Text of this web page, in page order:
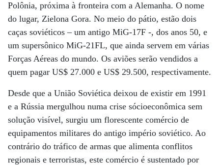
Polônia, próxima à fronteira com a Alemanha. O nome
do lugar, Zielona Gora. No meio do pátio, estão dois
caças soviéticos – um antigo MiG-17F -, dos anos 50, e
um supersônico MiG-21FL, que ainda servem em várias
Forças Aéreas do mundo. Os aviões serão vendidos a
quem pagar US$ 27.000 e US$ 29.500, respectivamente.
Desde que a União Soviética deixou de existir em 1991
e a Rússia mergulhou numa crise sócioeconômica sem
solução visível, surgiu um florescente comércio de
equipamentos militares do antigo império soviético. Ao
contrário do tráfico de armas que alimenta conflitos
regionais e terroristas, este comércio é sustentado por